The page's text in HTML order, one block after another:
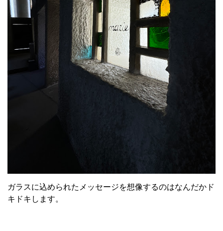
ガラスに込められたメッセージを想像するのはなんだかド
キドキします。